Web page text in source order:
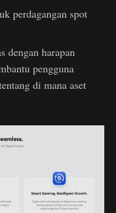
perdagangan spot
dengan harapan
pengguna
di mana aset